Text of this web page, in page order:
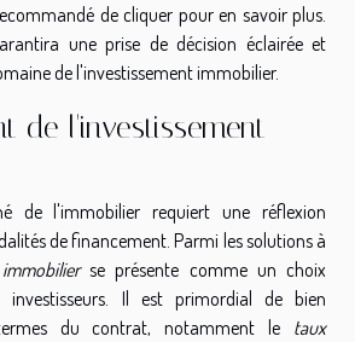
de cliquer pour en savoir plus
une prise de décision éclairée et
de l'investissement immobilier.
de l'investissement
de l'immobilier requiert une réflexion
de financement. Parmi les solutions à
se présente comme un choix
investisseurs. Il est primordial de bien
du contrat, notamment le taux